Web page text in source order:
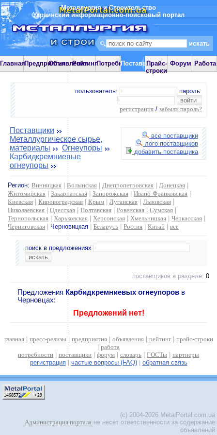
Металлургия и Строительство
Украинский информационно-поисковый портал
ГлавнаяПредприятияОбъявления
РейтингПотребностиПоставщики
Прайс-
строки
Форум Работа
пользователь: пароль:
регистрация / забыли пароль?
все поставщики
лого поставщиков
добавить поставщика
Поставщики
Металлургическое сырье,
материалы
Огнеупоры
Карбидкремниевые
огнеупоры
Регион: Винницкая Волынская Днепропетровская Донецкая
Житомирская
Закарпатская Запорожская Ивано-Франковская
Киевская
Кировоградская Крым Луганская Львовская
Николаевская
Одесская Полтавская Ровенская Сумская
Тернопольская
Харьковская Херсонская Хмельницкая Черкасская
Черниговская
Черновицкая Беларусь Россия Китай все
поиск в предложениях
поставщиков в разделе: 0
Предложения Карбидкремниевых огнеупоров в
Черновцах:
Предложений нет!
главная| пресс-релизы | предприятия| объявления| рейтинг| прайс-строки
работа
потребности
поставщики форум словарь ГОСТы
партнеры
регистрация| частые вопросы (FAQ)| обратная связь
(c) 2004-2026 MetalPortal.com.ua
Администрация портала не несет ответственности за содержание
объявлений